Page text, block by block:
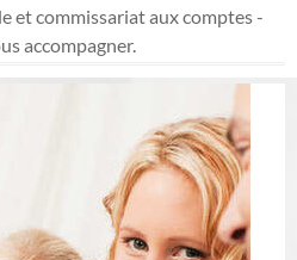
et commissariat aux comptes -
accompagner.